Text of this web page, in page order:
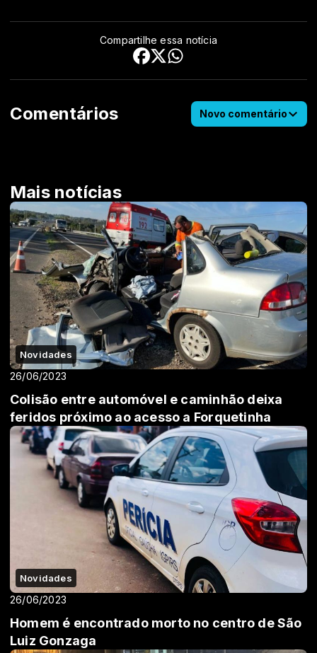
Compartilhe essa notícia
Comentários Novo comentário
Mais notícias
Novidades
26/06/2023
Colisão entre automóvel e caminhão deixa
feridos próximo ao acesso a Forquetinha
Novidades
26/06/2023
Homem é encontrado morto no centro de São
Luiz Gonzaga